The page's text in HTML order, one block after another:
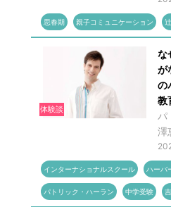
思春期 親子コミュニケーション
体験談
な
が
の
教
パ
澤
インターナショナルスクール ハーバ
パトリック・ハーラン 中学受験